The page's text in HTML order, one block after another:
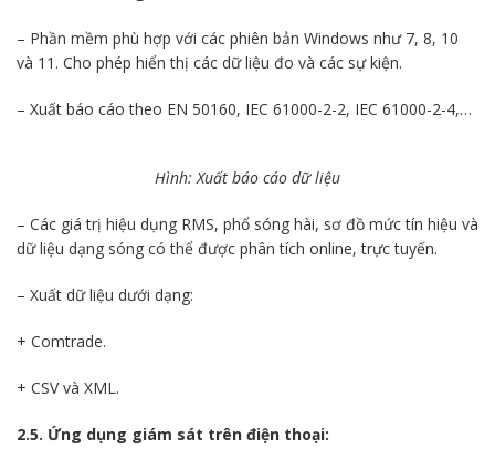
– Phần mềm phù hợp với các phiên bản Windows như 7, 8, 10
và 11. Cho phép hiển thị các dữ liệu đo và các sự kiện.
– Xuất báo cáo theo EN 50160, IEC 61000-2-2, IEC 61000-2-4,…
Hình: Xuất báo cáo dữ liệu
– Các giá trị hiệu dụng RMS, phổ sóng hài, sơ đồ mức tín hiệu và
dữ liệu dạng sóng có thể được phân tích online, trực tuyến.
– Xuất dữ liệu dưới dạng:
+ Comtrade.
+ CSV và XML.
2.5. Ứng dụng giám sát trên điện thoại: